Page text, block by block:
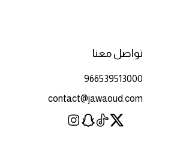
تواصل معنا
966539513000
contact@jawaoud.com